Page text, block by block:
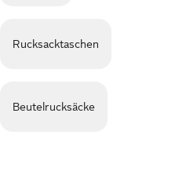
Rucksacktaschen
Beutelrucksäcke